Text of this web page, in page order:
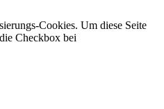
Cookies. Um diese Seite
Checkbox bei